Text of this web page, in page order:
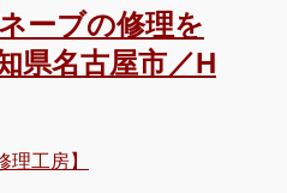
ーブの修理を
県名古屋市／H
理工房】